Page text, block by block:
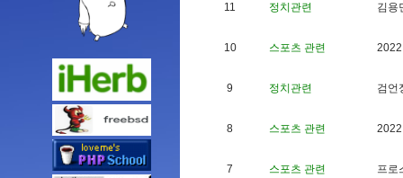
11 정치관련 김 용
10 스포츠 관련 2022
9 정치관련 검 언
8 스포츠 관련 2022
7 스포츠 관련 프로